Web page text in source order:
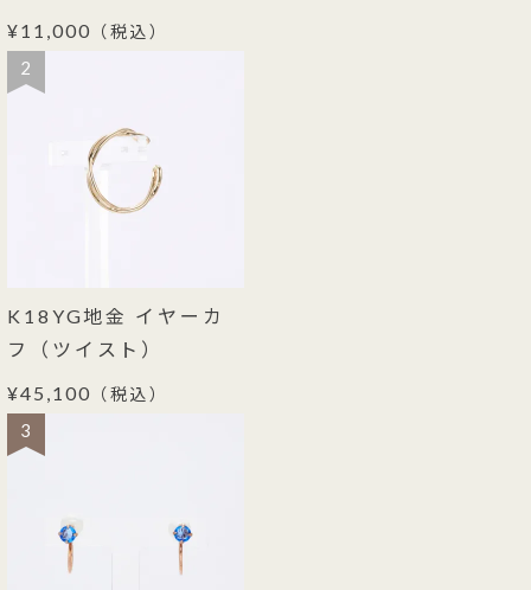
¥11,000 （税込）
2
K18YG地金 イヤーカ
フ（ツイスト）
¥45,100 （税込）
3